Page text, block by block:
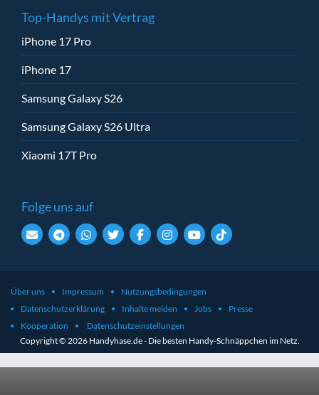
Top-Handys mit Vertrag
iPhone 17 Pro
iPhone 17
Samsung Galaxy S26
Samsung Galaxy S26 Ultra
Xiaomi 17T Pro
Folge uns auf
Über uns Impressum
Nutzungsbedingungen
Datenschutzerklärung
Inhalte melden Jobs
Presse
Kooperation
Datenschutzeinstellungen
Copyright © 2026 Handyhase.de - Die besten Handy-Schnäppchen im Netz.